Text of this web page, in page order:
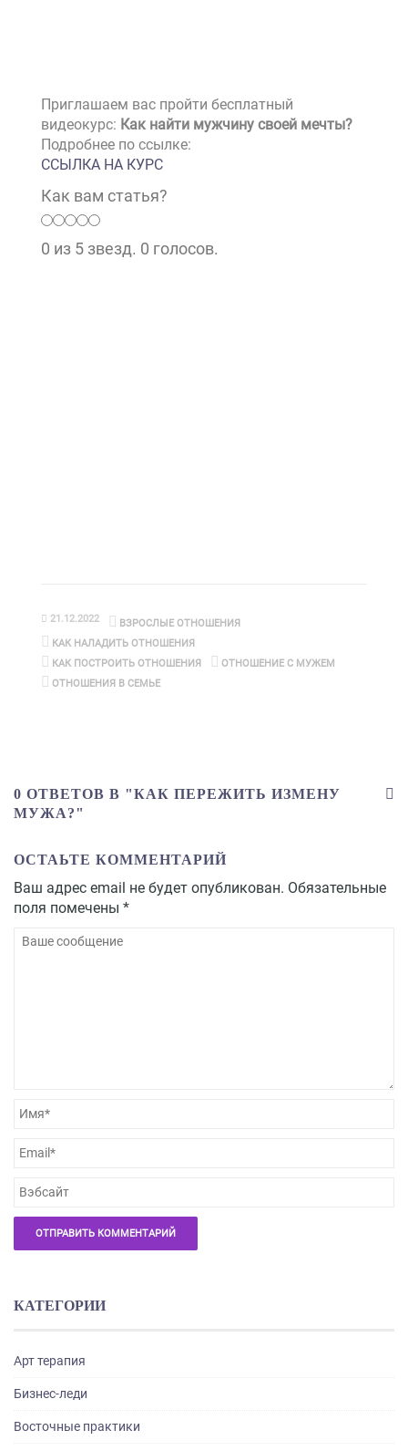
Приглашаем вас пройти бесплатный
видеокурс: Как найти мужчину своей мечты?
Подробнее по ссылке:
ССЫЛКА НА КУРС
Как вам статья?
0 из 5 звезд. 0 голосов.
21.12.2022
ВЗРОСЛЫЕ ОТНОШЕНИЯ
КАК НАЛАДИТЬ ОТНОШЕНИЯ
КАК ПОСТРОИТЬ ОТНОШЕНИЯ
ОТНОШЕНИЕ С МУЖЕМ
ОТНОШЕНИЯ В СЕМЬЕ
0 ОТВЕТОВ В "КАК ПЕРЕЖИТЬ ИЗМЕНУ
МУЖА?"
ОСТАЬТЕ КОММЕНТАРИЙ
Ваш адрес email не будет опубликован. Обязательные
поля помечены *
КАТЕГОРИИ
Арт терапия
Бизнес-леди
Восточные практики